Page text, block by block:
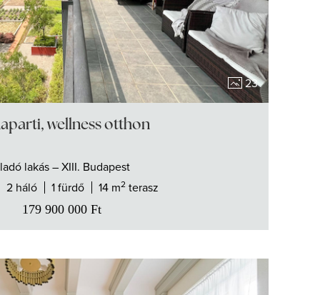
23
wellness otthon
lakás – XIII. Budapest
2 háló
1 fürdő 14 m2terasz
179 900 000 Ft